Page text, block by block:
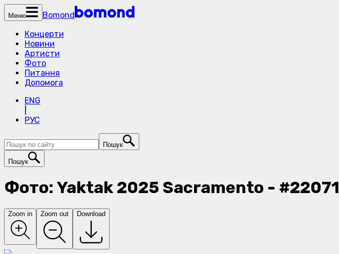
Меню
Bomond
Концерти
Новини
Артисти
Фото
Питання
Допомога
ENG
РУС
Пошук
Пошук
Фото: Yaktak 2025 Sacramento - #22071
Zoom in Zoom out Download